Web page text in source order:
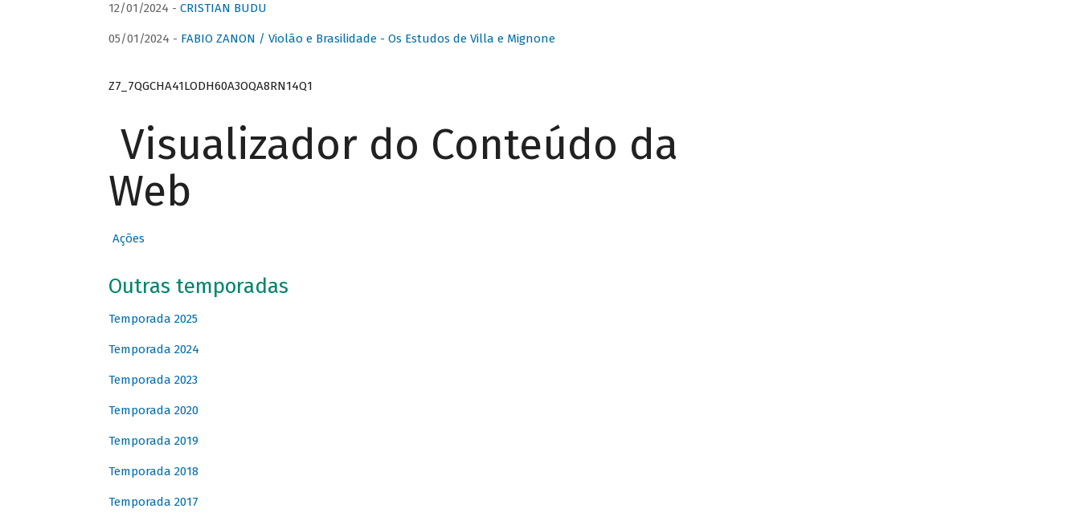
12/01/2024 - CRISTIAN BUDU
05/01/2024 - FABIO ZANON / Violão e Brasilidade - Os Estudos de Villa e Mignone
Z7_7QGCHA41LODH60A3OQA8RN14Q1
Visualizador do Conteúdo da
Web
Ações
Outras temporadas
Temporada 2025
Temporada 2024
Temporada 2023
Temporada 2020
Temporada 2019
Temporada 2018
Temporada 2017